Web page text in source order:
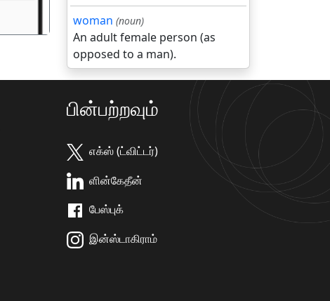
woman (noun)
An adult female person (as
opposed to a man).
பின்பற்றவும்
எக்ஸ் (ட்விட்டர்)
ளின்கேதீன்
பேஸ்புக்
இன்ஸ்டாகிராம்